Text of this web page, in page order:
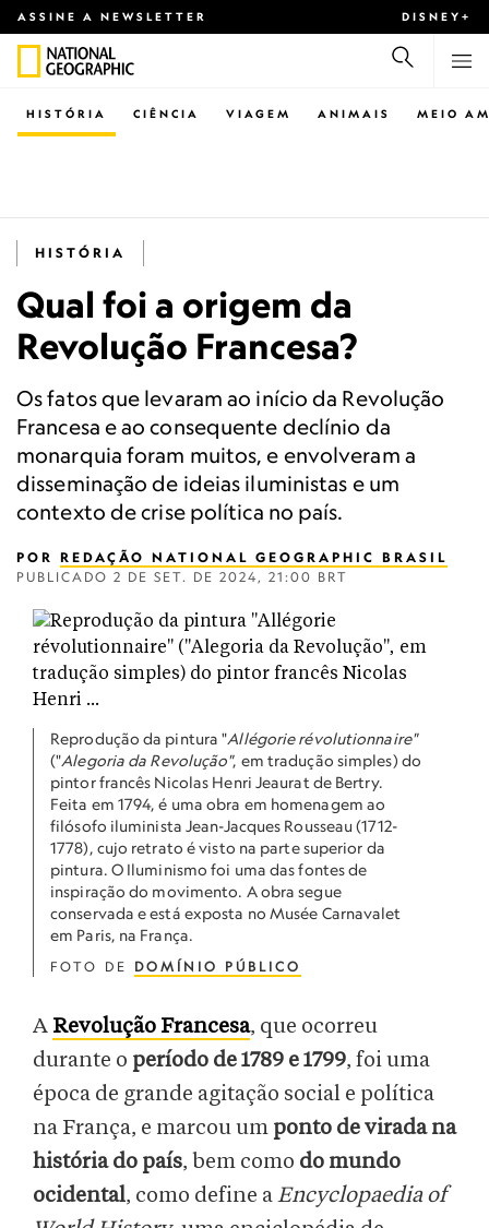
ASSINE A NEWSLETTER DISNEY+
CIÊNCIA VIAGEM ANIMAIS
HISTÓRIA MEIO
HISTÓRIA
Qual foi a origem da
Revolução Francesa?
Os fatos que levaram ao início da Revolução
Francesa e ao consequente declínio da
monarquia foram muitos, e envolveram a
disseminação de ideias iluministas e um
contexto de crise política no país.
POR REDAÇÃO NATIONAL GEOGRAPHIC BRASIL
PUBLICADO 2 DE SET. DE 2024, 21:00 BRT
Reprodução da pintura "Allégorie révolutionnaire"
("Alegoria da Revolução", em tradução simples) do
pintor francês Nicolas Henri Jeaurat de Bertry.
Feita em 1794, é uma obra em homenagem ao
filósofo iluminista Jean-Jacques Rousseau (1712-
1778), cujo retrato é visto na parte superior da
pintura. O Iluminismo foi uma das fontes de
inspiração do movimento. A obra segue
conservada e está exposta no Musée Carnavalet
em Paris, na França.
FOTO DE DOMÍNIO PÚBLICO
A Revolução Francesa, que ocorreu
durante o período de 1789 e 1799, foi uma
época de grande agitação social e política
na França, e marcou um ponto de virada na
história do país, bem como do mundo
ocidental, como define aEncyclopaedia of